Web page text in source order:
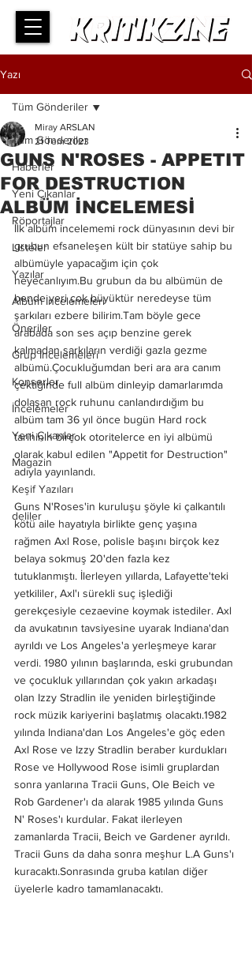
Yazı
Tüm Gönderiler
Haberler
Yeni Çıkanlar
Röportajlar
Listeler
Yazılar
Albüm İncelemeleri
Öneriler
Grup İncelemeleri
Konserler
İncelemeler
Yeni Çıkanlar
Magazin
Keşif Yazıları
deliler
Tüm Gönderiler
GUNS N'ROSES - APPETIT
FOR DESTRUCTION
ALBÜM İNCELEMESİ
Miray ARSLAN
21 Tem 2023
İlk albüm incelememi rock dünyasının devi bir
grubun efsaneleşen kült bir statüye sahip bu
albümüyle yapacağım için çok
heyecanlıyım.Bu grubun da bu albümün de
bende yeri çok büyüktür neredeyse tüm
şarkıları ezbere bilirim.Tam böyle gece
arabada son ses açıp benzine gerek
kalmadan şarkıların verdiği gazla gezme
albümü.Çocukluğumdan beri ara ara canım
çektiğinde full albüm dinleyip damarlarımda
dolaşan rock ruhunu canlandırdığım bu
albüm tam 36 yıl önce bugün Hard rock
tarihinin birçok otoritelerce en iyi albümü
olarak kabul edilen "Appetit for Destruction"
adıyla yayınlandı.
Guns N'Roses'in kuruluşu şöyle ki çalkantılı
kötü aile hayatıyla birlikte genç yaşına
rağmen Axl Rose, polisle başını birçok kez
belaya sokmuş 20'den fazla kez
tutuklanmıştı. İlerleyen yıllarda, Lafayette'teki
yetkililer, Axl'ı sürekli suç işlediği
gerekçesiyle cezaevine koymak istediler. Axl
da avukatının tavsiyesine uyarak Indiana'dan
ayrıldı ve Los Angeles'a yerleşmeye karar
verdi. 1980 yılının başlarında, eski grubundan
ve çocukluk yıllarından çok yakın arkadaşı
olan Izzy Stradlin ile yeniden birleştiğinde
rock müzik kariyerini başlatmış olacaktı.1982
yılında Indiana'dan Los Angeles'e göç eden
Axl Rose ve Izzy Stradlin beraber kurdukları
Rose ve Hollywood Rose isimli gruplardan
sonra yanlarına Tracii Guns, Ole Beich ve
Rob Gardener'ı da alarak 1985 yılında Guns
N' Roses'ı kurdular. Fakat ilerleyen
zamanlarda Tracii, Beich ve Gardener ayrıldı.
Tracii Guns da daha sonra meşhur L.A Guns'ı
kuracaktı.Sonrasında gruba katılan diğer
üyelerle kadro tamamlanacaktı.